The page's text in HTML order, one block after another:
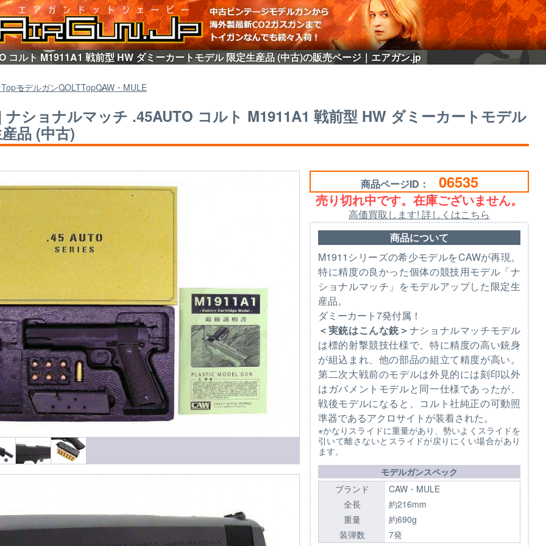
コルト M1911A1 戦前型 HW ダミーカートモデル 限定生産品 (中古)の販売ページ｜エアガン.jp
TopモデルガンCOLTTopCAW・MULE
ナショナルマッチ .45AUTO コルト M1911A1 戦前型 HW ダミーカートモデル
品 (中古)
商品ページID： 06535
売り切れ中です。在庫ございません。
高価買取します! 詳しくはこちら
商品について
M1911シリーズの希少モデルをCAWが再現。
特に精度の良かった個体の競技用モデル「ナ
ショナルマッチ」をモデルアップした限定生
産品。
ダミーカート7発付属！
＜実銃はこんな銃＞ナショナルマッチモデル
は標的射撃競技仕様で、特に精度の高い銃身
が組込まれ、他の部品の組立て精度が高い。
第二次大戦前のモデルは外見的には刻印以外
はガバメントモデルと同一仕様であったが、
戦後モデルになると、コルト社純正の可動照
準器であるアクロサイトが装着された。
※かなりスライドに重量があり、勢いよくスライドを
引いて離さないとスライドが戻りにくい場合があり
ます。
モデルガンスペック
ブランド
CAW・MULE
全長
約216mm
重量
約690g
装弾数
7発